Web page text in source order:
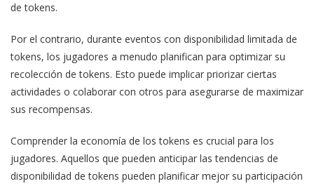
de tokens.
Por el contrario, durante eventos con disponibilidad limitada de
tokens, los jugadores a menudo planifican para optimizar su
recolección de tokens. Esto puede implicar priorizar ciertas
actividades o colaborar con otros para asegurarse de maximizar
sus recompensas.
Comprender la economía de los tokens es crucial para los
jugadores. Aquellos que pueden anticipar las tendencias de
disponibilidad de tokens pueden planificar mejor su participación